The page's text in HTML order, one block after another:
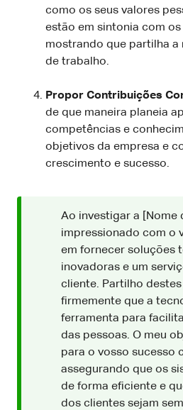
como os seus valores
estão em sintonia com os
mostrando que partilha a
de trabalho.
Propor Contribuições
de que maneira planeia
competências e
objetivos da empresa e
crescimento e sucesso.
Ao investigar a [Nome
impressionado com o
em fornecer soluções
inovadoras e um
cliente. Partilho
firmemente que a
ferramenta para
das pessoas. O meu
para o vosso sucesso
assegurando que os
de forma eficiente e
dos clientes sejam